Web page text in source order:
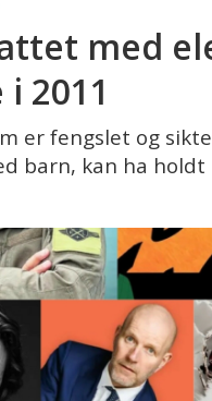
med
2011
er fengslet og
barn, kan ha holdt